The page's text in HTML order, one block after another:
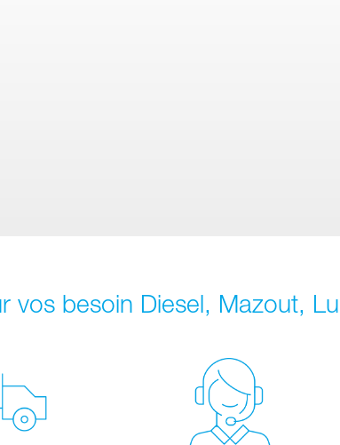
vos besoin Diesel, Mazout,